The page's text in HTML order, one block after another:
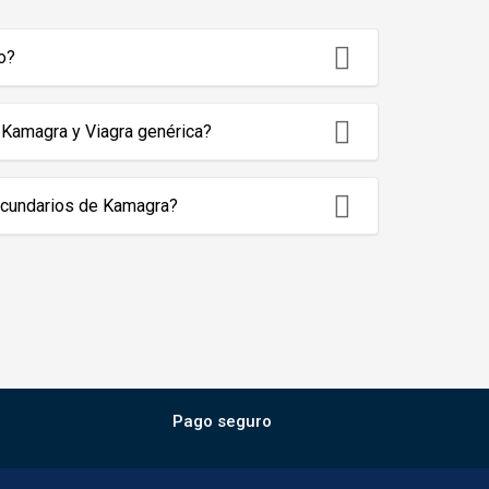
y Viagra genérica?
de Kamagra?
Pago seguro